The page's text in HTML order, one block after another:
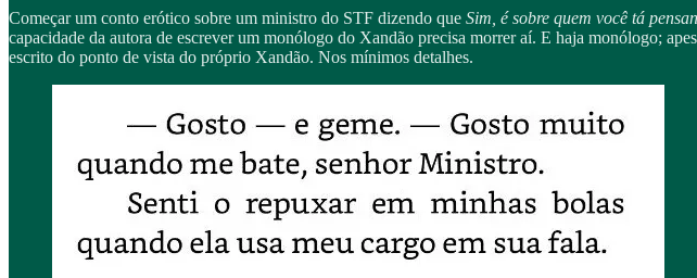
Começar um conto erótico sobre um ministro do STF dizendo que Sim, é sobre quem você tá
capacidade da autora de escrever um monólogo do Xandão precisa morrer aí. E haja monólogo;
escrito do ponto de vista do próprio Xandão. Nos mínimos detalhes.